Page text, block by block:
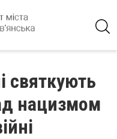
святкують
нацизмом